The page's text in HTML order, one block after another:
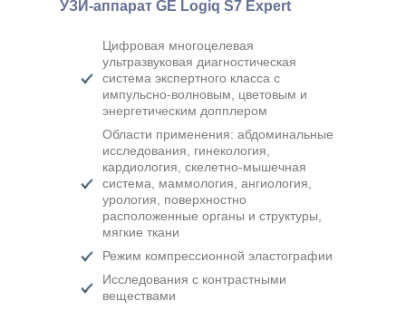
УЗИ-аппарат GE Logiq S7 Expert
Цифровая многоцелевая
ультразвуковая диагностическая
система экспертного класса с
импульсно-волновым, цветовым и
энергетическим допплером
Области применения: абдоминальные
исследования, гинекология,
кардиология, скелетно-мышечная
система, маммология, ангиология,
урология, поверхностно
расположенные органы и структуры,
мягкие ткани
Режим компрессионной эластографии
Исследования с контрастными
веществами